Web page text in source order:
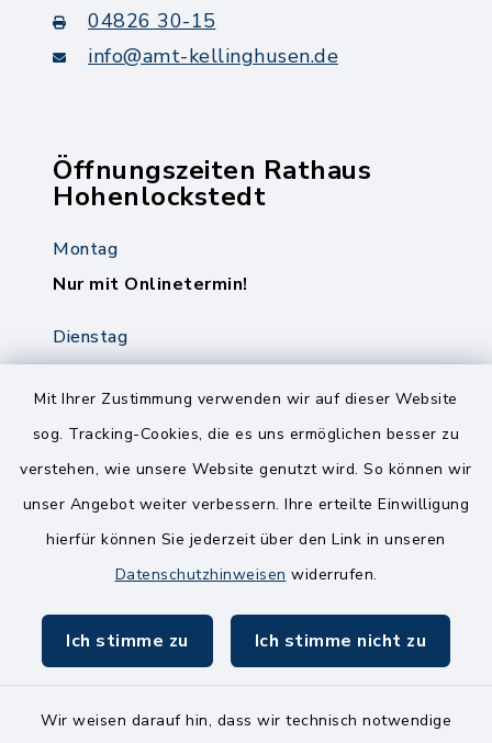
Mit Ihrer Zustimmung verwenden wir auf dieser Website
sog. Tracking-Cookies, die es uns ermöglichen besser zu
verstehen, wie unsere Website genutzt wird. So können wir
unser Angebot weiter verbessern. Ihre erteilte Einwilligung
hierfür können Sie jederzeit über den Link in unseren
Datenschutzhinweisen widerrufen.
Ich stimme zu Ich stimme nicht zu
Wir weisen darauf hin, dass wir technisch notwendige
04826 30-15
info@amt-kellinghusen.de
Öffnungszeiten Rathaus
Hohenlockstedt
Montag
Nur mit Onlinetermin!
Dienstag
8.00-12.00 Uhr
14.00-18.00 Uhr
Freitag
8.00-11.00 Uhr